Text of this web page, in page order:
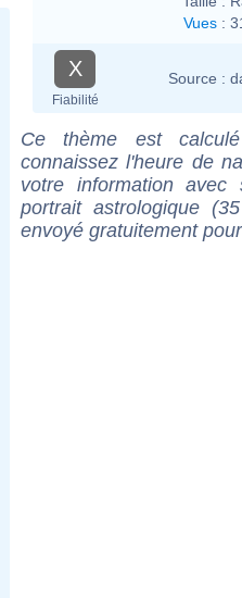
Vues :
X
Fiabilité
Source :
Ce thème est
connaissez l'heure de
votre information
portrait astrologique
envoyé gratuitement